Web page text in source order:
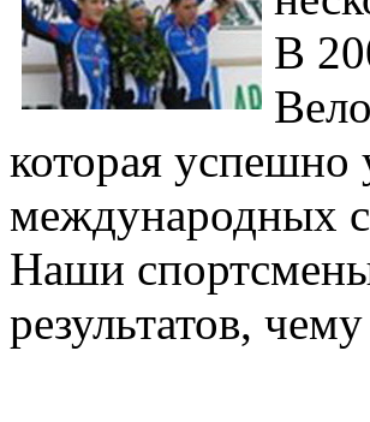
В
которая успешно
международных
Наши
результатов,